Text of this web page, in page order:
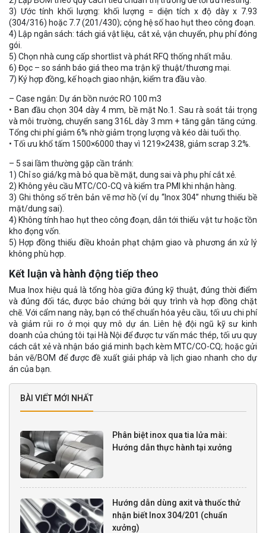
3) Ước tính khối lượng: khối lượng = diện tích x độ dày x 7.93
(304/316) hoặc 7.7 (201/430); cộng hệ số hao hụt theo công đoạn.
4) Lập ngân sách: tách giá vật liệu, cắt xẻ, vận chuyển, phụ phí đóng
gói.
5) Chọn nhà cung cấp shortlist và phát RFQ thống nhất mẫu.
6) Đọc – so sánh báo giá theo ma trận kỹ thuật/thương mại.
7) Ký hợp đồng, kế hoạch giao nhận, kiểm tra đầu vào.
– Case ngắn: Dự án bồn nước RO 100 m3
• Ban đầu chọn 304 dày 4 mm, bề mặt No.1. Sau rà soát tải trọng
và môi trường, chuyển sang 316L dày 3 mm + tăng gân tăng cứng.
Tổng chi phí giảm 6% nhờ giảm trọng lượng và kéo dài tuổi thọ.
• Tối ưu khổ tấm 1500×6000 thay vì 1219×2438, giảm scrap 3.2%.
– 5 sai lầm thường gặp cần tránh:
1) Chỉ so giá/kg mà bỏ qua bề mặt, dung sai và phụ phí cắt xẻ.
2) Không yêu cầu MTC/CO-CQ và kiểm tra PMI khi nhận hàng.
3) Ghi thông số trên bản vẽ mơ hồ (ví dụ “Inox 304” nhưng thiếu bề
mặt/dung sai).
4) Không tính hao hụt theo công đoạn, dẫn tới thiếu vật tư hoặc tồn
kho đọng vốn.
5) Hợp đồng thiếu điều khoản phạt chậm giao và phương án xử lý
không phù hợp.
Kết luận và hành động tiếp theo
Mua Inox hiệu quả là tổng hòa giữa đúng kỹ thuật, đúng thời điểm
và đúng đối tác, được bảo chứng bởi quy trình và hợp đồng chặt
chẽ. Với cẩm nang này, bạn có thể chuẩn hóa yêu cầu, tối ưu chi phí
và giảm rủi ro ở mọi quy mô dự án. Liên hệ đội ngũ kỹ sư kinh
doanh của chúng tôi tại Hà Nội để được tư vấn mác thép, tối ưu quy
cách cắt xẻ và nhận báo giá minh bạch kèm MTC/CO-CQ; hoặc gửi
bản vẽ/BOM để được đề xuất giải pháp và lịch giao nhanh cho dự
án của bạn.
BÀI VIẾT MỚI NHẤT
Phân biệt inox qua tia lửa mài:
Hướng dẫn thực hành tại xưởng
Hướng dẫn dùng axit và thuốc thử
nhận biết Inox 304/201 (chuẩn
xưởng)